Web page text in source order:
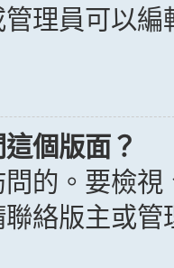
理員可以
個版面？
的。要檢
絡版主或管